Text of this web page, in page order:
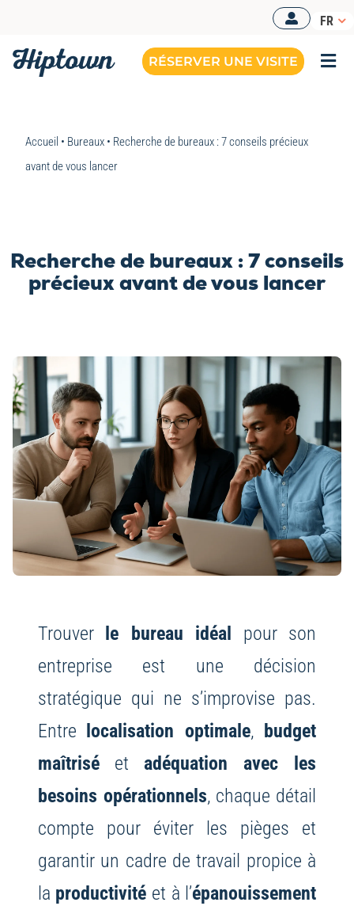
contenu
FR
RÉSERVER UNE VISITE
Accueil • Bureaux• Recherche de bureaux : 7 conseils précieux
avant de vous lancer
Recherche de bureaux : 7 conseils
précieux avant de vous lancer
Trouver le bureau idéal pour son
entreprise est une décision
stratégique qui ne s’improvise pas.
Entre localisation optimale, budget
maîtriséet adéquation avec les
besoins opérationnels, chaque détail
compte pour éviter les pièges et
garantir un cadre de travail propice à
la productivité et à l’épanouissement